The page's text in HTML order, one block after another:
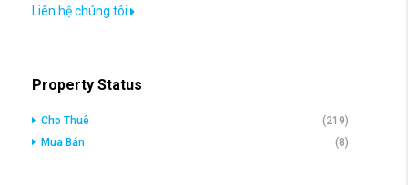
Liên hệ chúng tôi
Property Status
Cho Thuê
(219)
Mua Bán
(8)